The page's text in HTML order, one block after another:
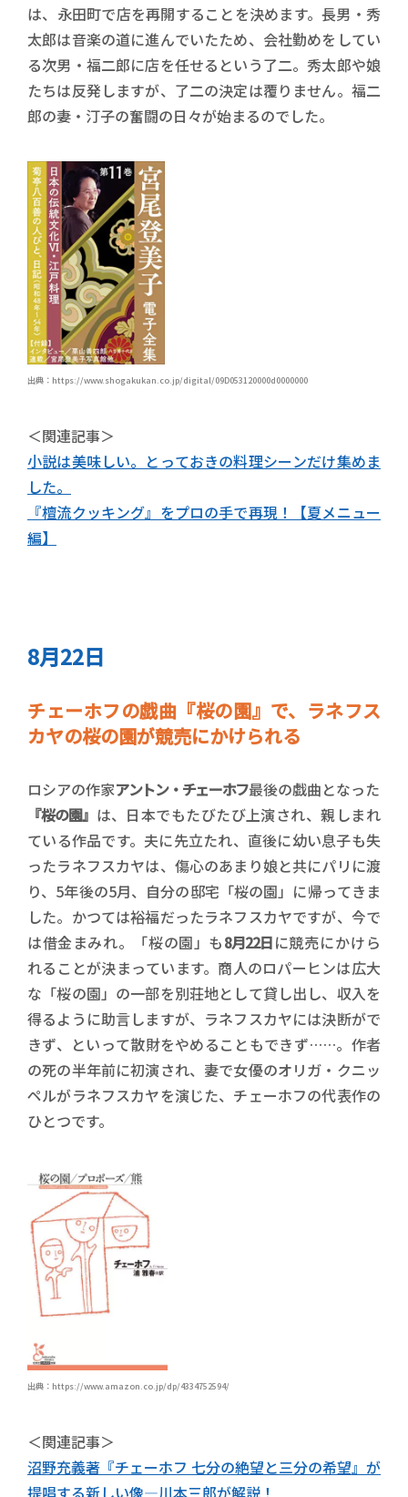
は、永田町で店を再開することを決めます。長男・秀
太郎は音楽の道に進んでいたため、会社勤めをしてい
る次男・福二郎に店を任せるという了二。秀太郎や娘
たちは反発しますが、了二の決定は覆りません。福二
郎の妻・汀子の奮闘の日々が始まるのでした。
出典：https://www.shogakukan.co.jp/digital/09D053120000d0000000
＜関連記事＞
小説は美味しい。とっておきの料理シーンだけ集めま
した。
『檀流クッキング』をプロの手で再現！【夏メニュー
編】
8月22日
チェーホフの戯曲『桜の園』で、ラネフス
カヤの桜の園が競売にかけられる
ロシアの作家アントン・チェーホフ最後の戯曲となった
『桜の園』 は、日本でもたびたび上演され、親しまれ
ている作品です。夫に先立たれ、直後に幼い息子も失
ったラネフスカヤは、傷心のあまり娘と共にパリに渡
り、5年後の5月、自分の邸宅「桜の園」に帰ってきま
した。かつては裕福だったラネフスカヤですが、今で
は借金まみれ。「桜の園」も8月22日に競売にかけら
れることが決まっています。商人のロパーヒンは広大
な「桜の園」の一部を別荘地として貸し出し、収入を
得るように助言しますが、ラネフスカヤには決断がで
きず、といって散財をやめることもできず……。作者
の死の半年前に初演され、妻で女優のオリガ・クニッ
ペルがラネフスカヤを演じた、チェーホフの代表作の
ひとつです。
出典：https://www.amazon.co.jp/dp/4334752594/
＜関連記事＞
沼野充義著『チェーホフ 七分の絶望と三分の希望』が
提唱する新しい像―川本三郎が解説！